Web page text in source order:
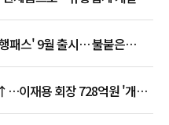
패스' 9월 출시… 불붙은
이재용 회장 728억원 '개인